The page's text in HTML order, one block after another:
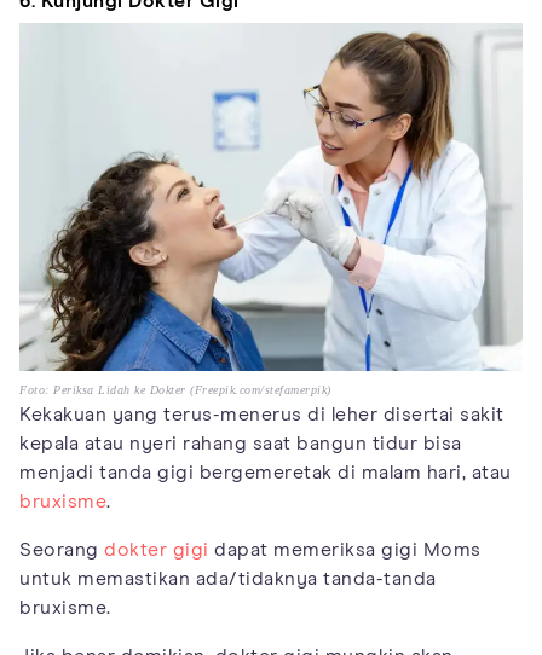
Foto: Periksa Lidah ke Dokter (Freepik.com/stefamerpik)
Kekakuan yang terus-menerus di leher disertai sakit
kepala atau nyeri rahang saat bangun tidur bisa
menjadi tanda gigi bergemeretak di malam hari, atau
bruxisme.
Seorang dokter gigi dapat memeriksa gigi Moms
untuk memastikan ada/tidaknya tanda-tanda
bruxisme.